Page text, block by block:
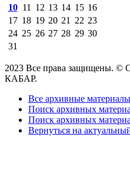
10 11 12 13 14 15 16
17 18 19 20 21 22 23
24 25 26 27 28 29 30
31
2023 Все права защищены. ©
КАБАР.
Все архивные материалы
Поиск архивных
Поиск архивных
Вернуться на